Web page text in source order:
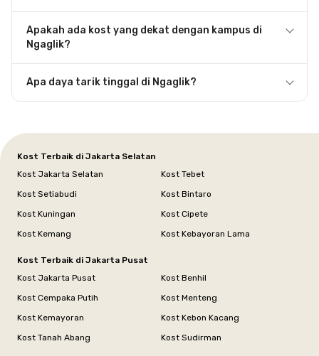
Apakah ada kost yang dekat dengan kampus di
Ngaglik?
Apa daya tarik tinggal di Ngaglik?
Kost Terbaik di Jakarta Selatan
Kost Jakarta Selatan
Kost Tebet
Kost Setiabudi
Kost Bintaro
Kost Kuningan
Kost Cipete
Kost Kemang
Kost Kebayoran Lama
Kost Terbaik di Jakarta Pusat
Kost Jakarta Pusat
Kost Benhil
Kost Cempaka Putih
Kost Menteng
Kost Kemayoran
Kost Kebon Kacang
Kost Tanah Abang
Kost Sudirman